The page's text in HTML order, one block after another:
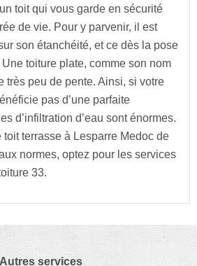
toit qui vous garde en sécurité
de vie. Pour y parvenir, il est
son étanchéité, et ce dès la pose
toiture plate, comme son nom
très peu de pente. Ainsi, si votre
pas d’une parfaite
d’infiltration d’eau sont énormes.
toit terrasse à Lesparre Medoc de
normes, optez pour les services
33.
Autres services